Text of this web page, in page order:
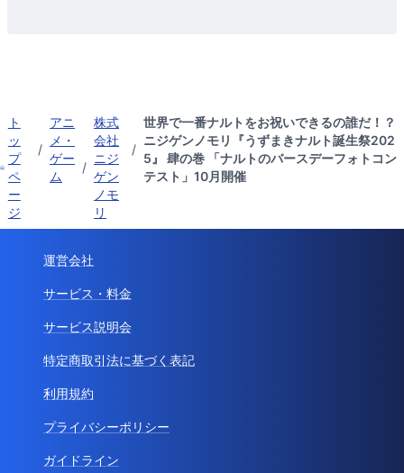
ト
ッ
プ
ペ
ー
ジ
/
アニ
メ・
ゲー
ム
/
株式
会社
ニジ
ゲン
ノモ
リ
/
世界で一番ナルトをお祝いできるの誰だ！？
ニジゲンノモリ『うずまきナルト誕生祭202
5』 肆の巻 「ナルトのバースデーフォトコン
テスト」10月開催
運営会社
サービス・料金
サービス説明会
特定商取引法に基づく表記
利用規約
プライバシーポリシー
ガイドライン